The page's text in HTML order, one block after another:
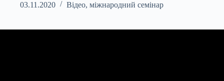
03.11.2020 Відео, міжнародний семінар